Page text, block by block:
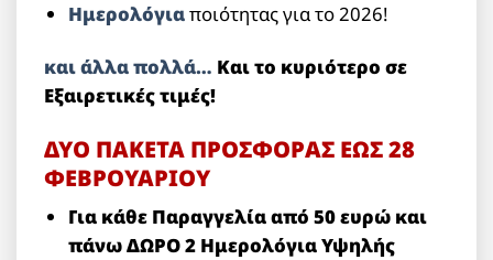
Ημερολόγιαποιότητας για το 2026!
και άλλα πολλά… Και το κυριότερο σε
Εξαιρετικές τιμές!
ΔΥΟ ΠΑΚΕΤΑ ΠΡΟΣΦΟΡΑΣ ΕΩΣ 28
ΦΕΒΡΟΥΑΡΙΟΥ
Για κάθε Παραγγελία από 50 ευρώ και
πάνω ΔΩΡΟ 2 Ημερολόγια Υψηλής